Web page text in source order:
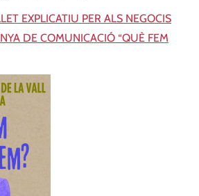
EXPLICATIU PER ALS NEGOCIS
DE COMUNICACIÓ “QUÈ FEM